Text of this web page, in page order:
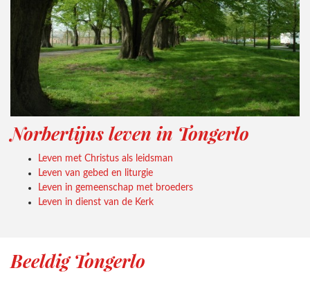
Norbertijns leven in Tongerlo
Leven met Christus als leidsman
Leven van gebed en liturgie
Leven in gemeenschap met broeders
Leven in dienst van de Kerk
Beeldig Tongerlo